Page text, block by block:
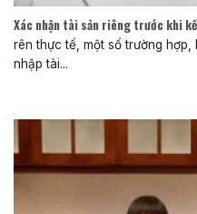
Xác nhận tài sản riêng trước khi
rên thực tế, một số trường
nhập tài...